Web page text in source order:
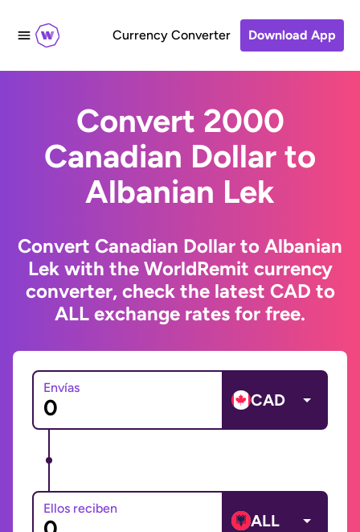
Currency Converter Download App
Convert 2000
Canadian Dollar to
Albanian Lek
Convert Canadian Dollar to Albanian
Lek with the WorldRemit currency
converter, check the latest CAD to
ALL exchange rates for free.
Envías
CAD
Ellos reciben
ALL